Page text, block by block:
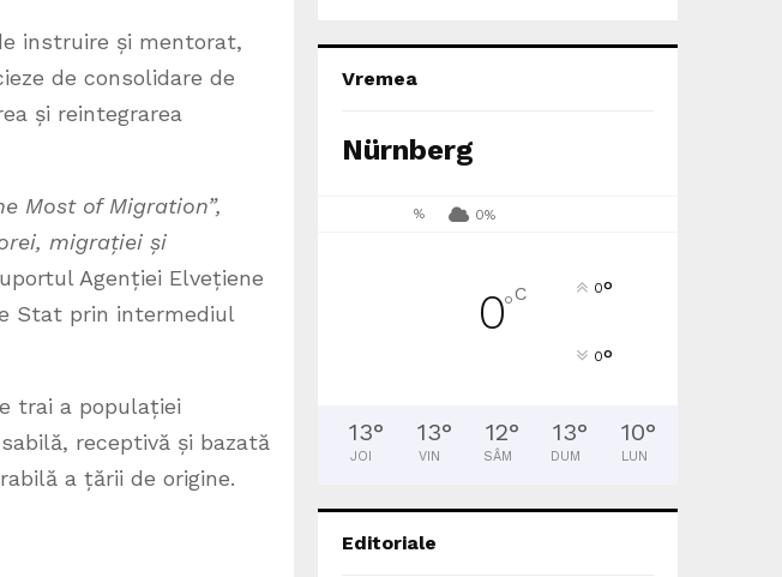
instruire și mentorat,
de consolidare de
și reintegrarea
Most of Migration”,
migrației și
Agenției Elvețiene
Stat prin intermediul
trai a populației
receptivă și bazată
a țării de origine.
Vremea
Nürnberg
% 0%
0°C 0°
0°
13°
JOI
13°
VIN
12°
SÂM
13°
DUM
10°
LUN
Editoriale